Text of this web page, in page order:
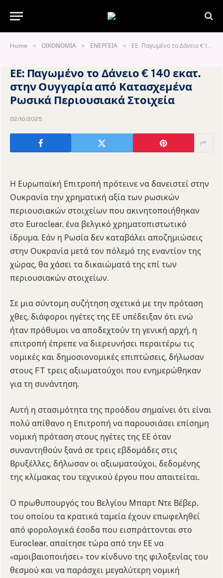
Home » ΟΙΚΟΝΟΜΙΑ » ΕΝΕΡΓΕΙΑ » ΕΕ: Παγωμένο το Δάνειο € 140 εκατ. στην Ουγγαρία από Κατασχεμένα Ρωσικά Περιουσιακά Στοιχεία
ΕΕ: Παγωμένο το Δάνειο € 140 εκατ.
στην Ουγγαρία από Κατασχεμένα
Ρωσικά Περιουσιακά Στοιχεία
02/10/2025
Η Ευρωπαϊκή Επιτροπή πρότεινε να δανειστεί στην
Ουκρανία την χρηματική αξία των ρωσικών
περιουσιακών στοιχείων που ακινητοποιήθηκαν
στο Euroclear, ένα βελγικό χρηματοπιστωτικό
ίδρυμα. Εάν η Ρωσία δεν καταβάλει αποζημιώσεις
στην Ουκρανία μετά τον πόλεμό της εναντίον της
χώρας, θα χάσει τα δικαιώματά της επί των
περιουσιακών στοιχείων.
Σε μια σύντομη συζήτηση σχετικά με την πρόταση
χθες, διάφοροι ηγέτες της ΕΕ υπέδειξαν ότι ενώ
ήταν πρόθυμοι να αποδεχτούν τη γενική αρχή, η
επιτροπή έπρεπε να διερευνήσει περαιτέρω τις
νομικές και δημοσιονομικές επιπτώσεις, δήλωσαν
στους FT τρεις αξιωματούχοι που ενημερώθηκαν
για τη συνάντηση.
Αυτή η στασιμότητα της προόδου σημαίνει ότι είναι
πολύ απίθανο η Επιτροπή να παρουσιάσει επίσημη
νομική πρόταση στους ηγέτες της ΕΕ όταν
συναντηθούν ξανά σε τρεις εβδομάδες στις
Βρυξέλλες, δήλωσαν οι αξιωματούχοι, δεδομένης
της κλίμακας του τεχνικού έργου που απαιτείται.
Ο πρωθυπουργός του Βελγίου Μπαρτ Ντε Βέβερ,
του οποίου τα κρατικά ταμεία έχουν επωφεληθεί
από φορολογικά έσοδα που εισπράττονται στο
Euroclear, απαίτησε τώρα από την ΕΕ να
«αμοιβαιοποιήσει» τον κίνδυνο της φιλοξενίας του
θεσμού και να παράσχει μεγαλύτερη νομική